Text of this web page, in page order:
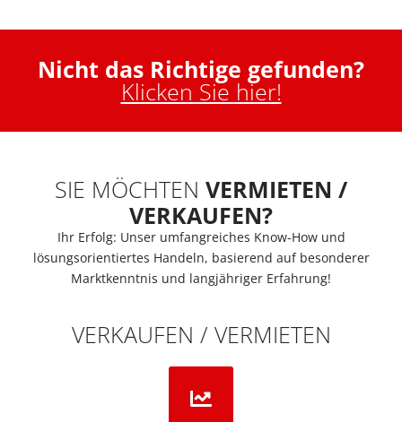
Nicht das Richtige gefunden?
Klicken Sie hier!
SIE MÖCHTEN VERMIETEN /
VERKAUFEN?
Ihr Erfolg: Unser umfangreiches Know-How und
lösungsorientiertes Handeln, basierend auf besonderer
Marktkenntnis und langjähriger Erfahrung!
VERKAUFEN / VERMIETEN